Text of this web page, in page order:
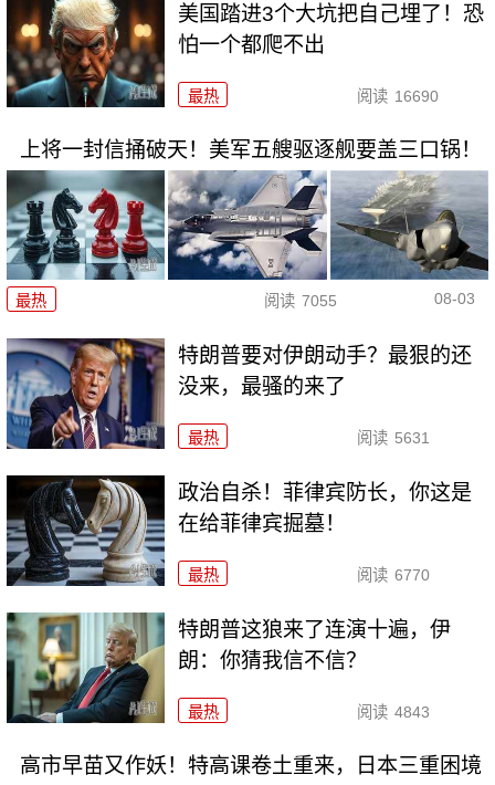
美国踏进3个大坑把自己埋了！恐
怕一个都爬不出
最热 阅读 16690
上将一封信捅破天！美军五艘驱逐舰要盖三口锅！
最热 阅读 7055 08-03
特朗普要对伊朗动手？最狠的还
没来，最骚的来了
最热 阅读 5631
政治自杀！菲律宾防长，你这是
在给菲律宾掘墓！
最热 阅读 6770
特朗普这狼来了连演十遍，伊
朗：你猜我信不信？
最热 阅读 4843
高市早苗又作妖！特高课卷土重来，日本三重困境